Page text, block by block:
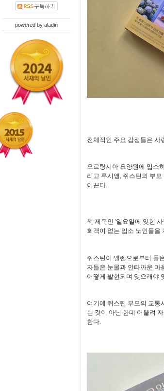
powered by aladin
전체적인 주요 감정들은 사
오르탕시아 요양원에 입소
리고 루시앵, 쥐스틴의 부
이끈다.
책 제목인 '일요일에 잊힌
회객이 없는 입소 노인들을
쥐스틴이 엘렌으로부터 들
자들은 눈물과 안타까운 마
어떻게 발현되며 잊으래야
여기에 쥐스틴 부모의 교통
는 것이 아닌 한데 어울려
한다.